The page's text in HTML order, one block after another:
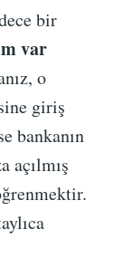
bir
var
o
giriş
bankanın
açılmış